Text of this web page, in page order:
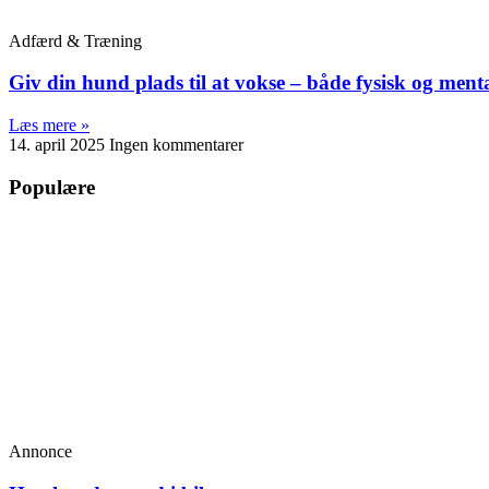
Adfærd & Træning
Giv din hund plads til at vokse – både fysisk og
Læs mere »
14. april 2025 Ingen kommentarer
Populære
Annonce